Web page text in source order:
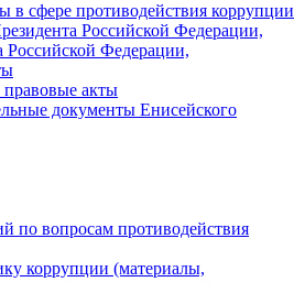
сфере противодействия коррупции
Российской Федерации,
Российской Федерации,
акты
документы Енисейского
по вопросам противодействия
коррупции (материалы,